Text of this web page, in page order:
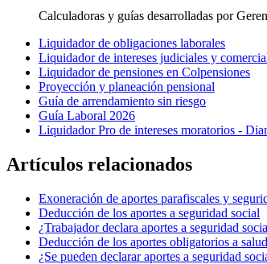
Calculadoras y guías desarrolladas por
Liquidador de obligaciones laborales
Liquidador de intereses judiciales y
Liquidador de pensiones en Colpensiones
Proyección y planeación pensional
Guía de arrendamiento sin riesgo
Guía Laboral 2026
Liquidador Pro de intereses moratorios -
Artículos relacionados
Exoneración de aportes parafiscales y
Deducción de los aportes a seguridad social
¿Trabajador declara aportes a seguridad
Deducción de los aportes obligatorios a salud
¿Se pueden declarar aportes a seguridad